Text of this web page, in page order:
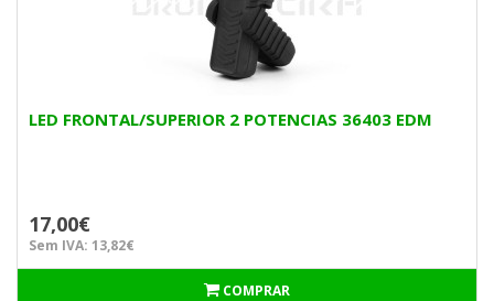
LED FRONTAL/SUPERIOR 2 POTENCIAS 36403 EDM
17,00€
Sem IVA: 13,82€
COMPRAR